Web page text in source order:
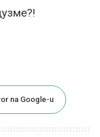
na Google-u